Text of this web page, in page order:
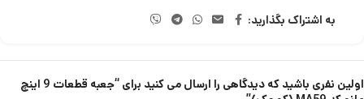
به اشتراک بگذارید:
اولین نفری باشید که دیدگاهی را ارسال می کنید برای “جعبه قطعات 9 اینچ